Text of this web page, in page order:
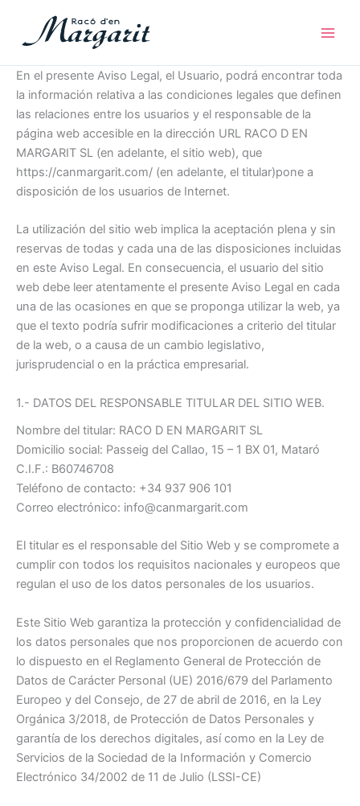
contingut
En el presente Aviso Legal, el Usuario, podrá encontrar toda
la información relativa a las condiciones legales que definen
las relaciones entre los usuarios y el responsable de la
página web accesible en la dirección URL RACO D EN
MARGARIT SL (en adelante, el sitio web), que
https://canmargarit.com/ (en adelante, el titular)pone a
disposición de los usuarios de Internet.
La utilización del sitio web implica la aceptación plena y sin
reservas de todas y cada una de las disposiciones incluidas
en este Aviso Legal. En consecuencia, el usuario del sitio
web debe leer atentamente el presente Aviso Legal en cada
una de las ocasiones en que se proponga utilizar la web, ya
que el texto podría sufrir modificaciones a criterio del titular
de la web, o a causa de un cambio legislativo,
jurisprudencial o en la práctica empresarial.
1.- DATOS DEL RESPONSABLE TITULAR DEL SITIO WEB.
Nombre del titular: RACO D EN MARGARIT SL
Domicilio social: Passeig del Callao, 15 – 1 BX 01, Mataró
C.I.F.: B60746708
Teléfono de contacto: +34 937 906 101
Correo electrónico: info@canmargarit.com
El titular es el responsable del Sitio Web y se compromete a
cumplir con todos los requisitos nacionales y europeos que
regulan el uso de los datos personales de los usuarios.
Este Sitio Web garantiza la protección y confidencialidad de
los datos personales que nos proporcionen de acuerdo con
lo dispuesto en el Reglamento General de Protección de
Datos de Carácter Personal (UE) 2016/679 del Parlamento
Europeo y del Consejo, de 27 de abril de 2016, en la Ley
Orgánica 3/2018, de Protección de Datos Personales y
garantía de los derechos digitales, así como en la Ley de
Servicios de la Sociedad de la Información y Comercio
Electrónico 34/2002 de 11 de Julio (LSSI-CE)